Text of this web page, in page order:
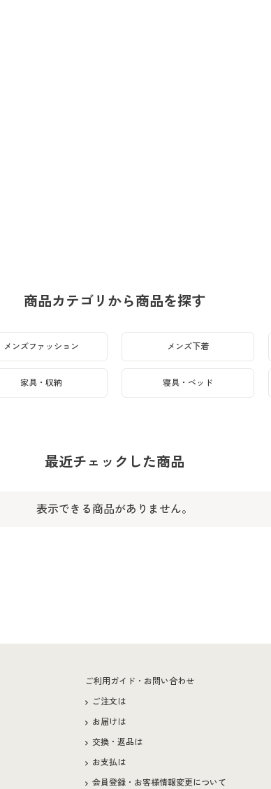
商品カテゴリから商品を探す
メンズファッション メンズ下着
家具・収納 寝具・ベッド
最近チェックした商品
表示できる商品がありません。
ご利用ガイド・お問い合わせ
ご注文は
お届けは
交換・返品は
お支払は
会員登録・お客様情報変更について